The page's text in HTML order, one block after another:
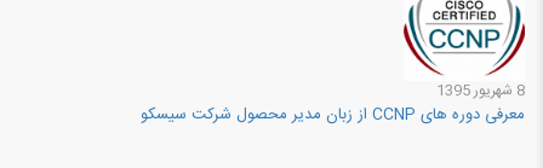
8 شهريور 1395
معرفی دوره های CCNP از زبان مدیر محصول شرکت سیسکو